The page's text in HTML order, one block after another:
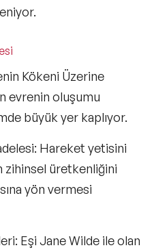
Kökeni Üzerine
evrenin oluşumu
büyük yer kaplıyor.
Hareket yetisini
zihinsel üretkenliğini
yön vermesi
Eşi Jane Wilde ile olan